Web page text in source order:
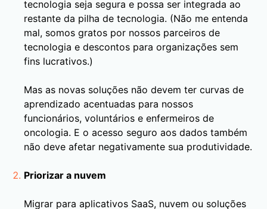
tecnologia seja segura e possa ser integrada ao
restante da pilha de tecnologia. (Não me entenda
mal, somos gratos por nossos parceiros de
tecnologia e descontos para organizações sem
fins lucrativos.)
Mas as novas soluções não devem ter curvas de
aprendizado acentuadas para nossos
funcionários, voluntários e enfermeiros de
oncologia. E o acesso seguro aos dados também
não deve afetar negativamente sua produtividade.
Priorizar a nuvem
Migrar para aplicativos SaaS, nuvem ou soluções